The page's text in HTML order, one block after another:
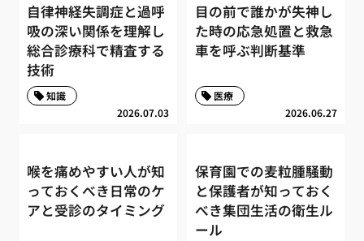
自律神経失調症と過呼
吸の深い関係を理解し
総合診療科で精査する
技術
2026.07.03
知識
目の前で誰かが失神し
た時の応急処置と救急
車を呼ぶ判断基準
2026.06.27
医療
喉を痛めやすい人が知
っておくべき日常のケ
アと受診のタイミング
保育園での麦粒腫騒動
と保護者が知っておく
べき集団生活の衛生ル
ール